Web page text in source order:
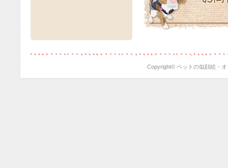
2018/06/03 2018年8月11
イオンペット
売品）をプレ
影も無料で承
ワンちゃんと
2018/06/03 2018年6月17
Copyright© ペットの似顔絵・